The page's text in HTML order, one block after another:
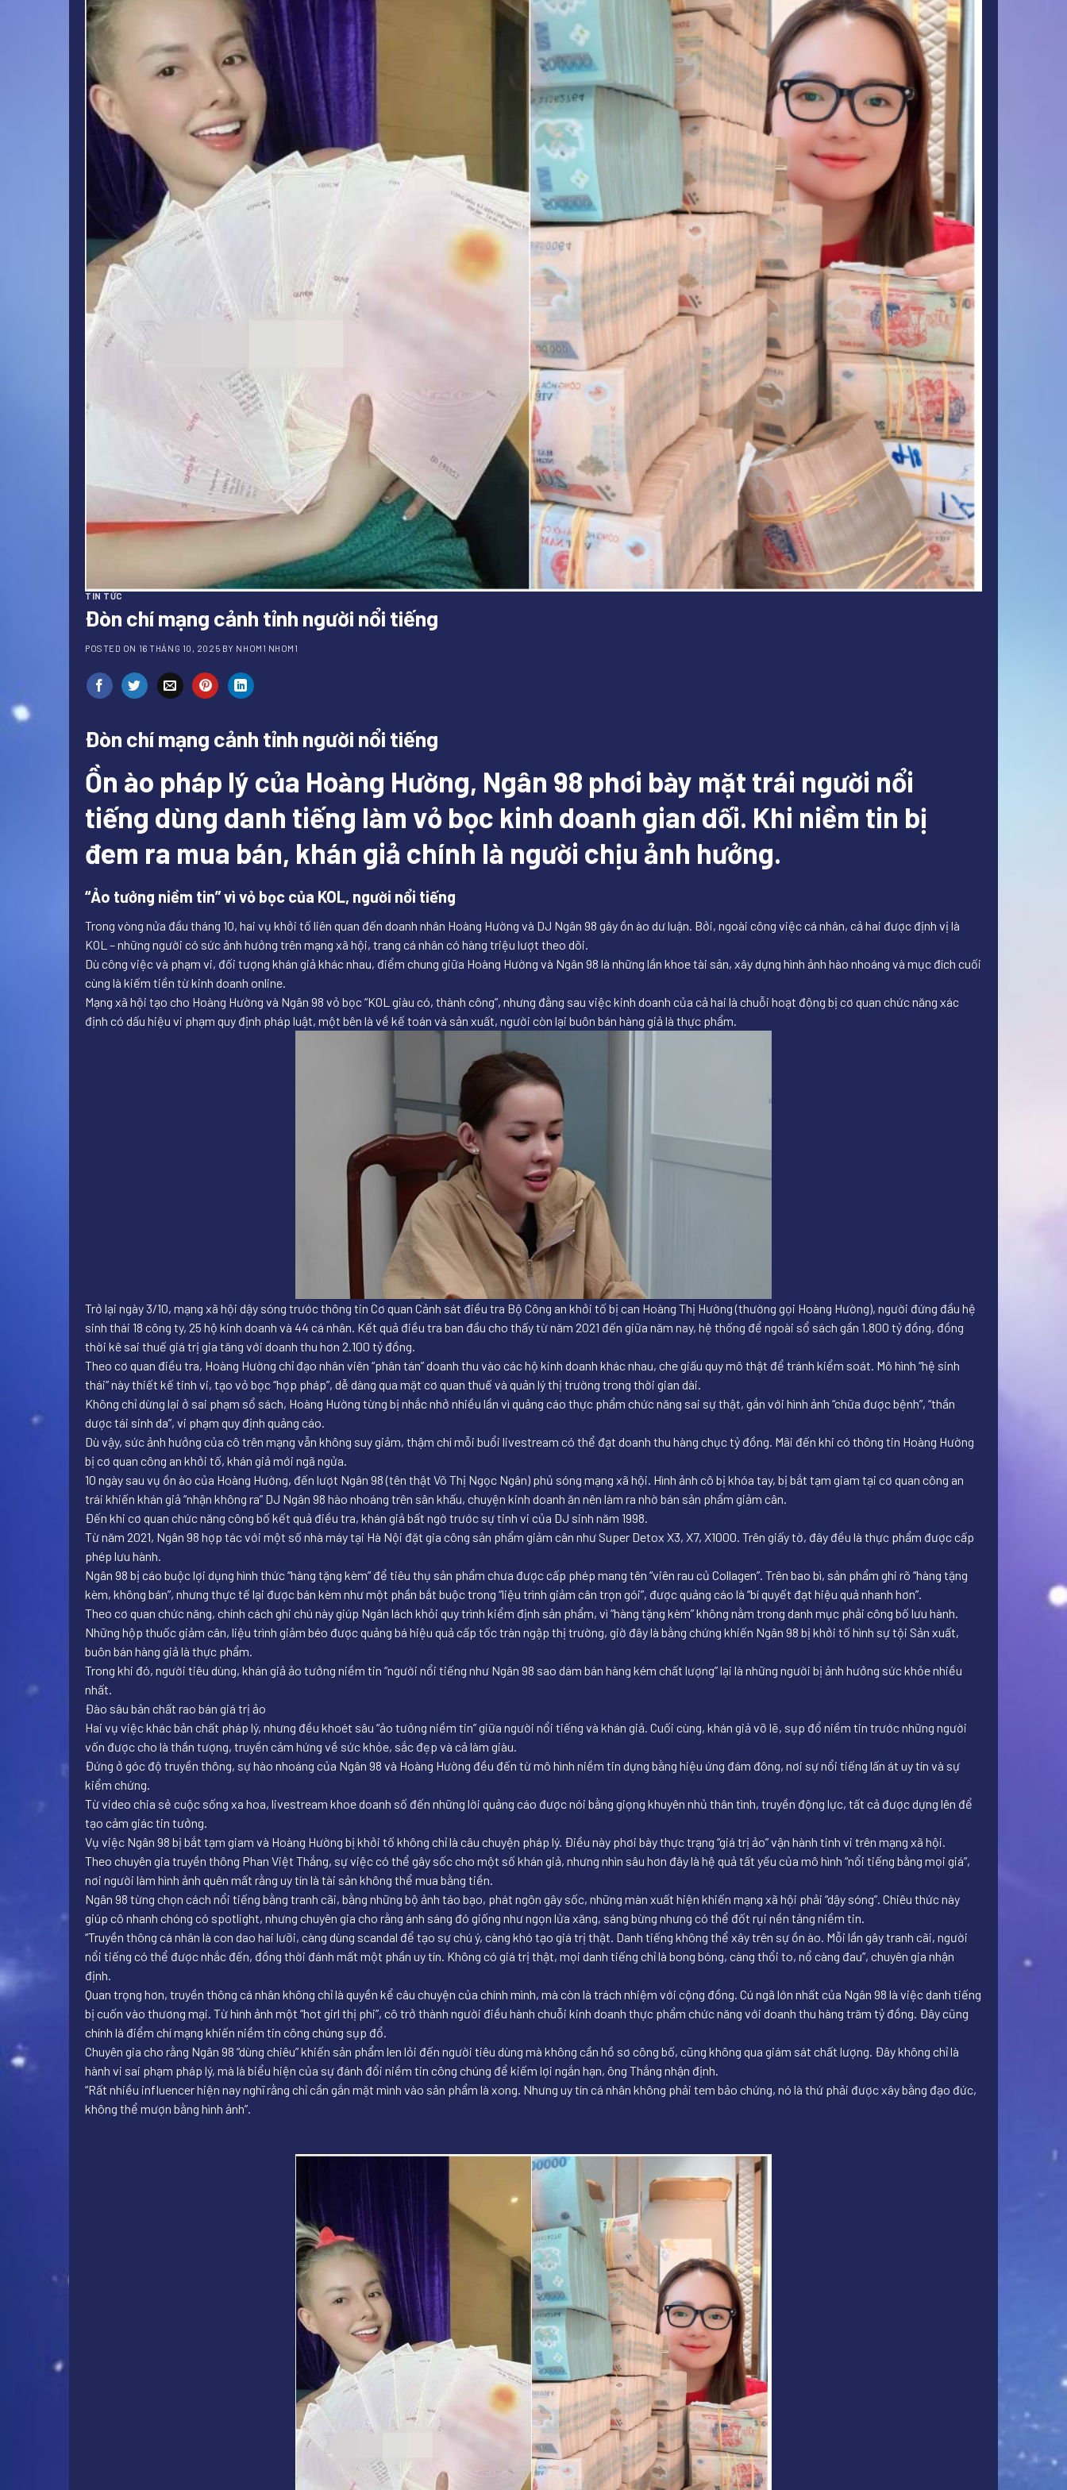
TIN TỨC
Đòn chí mạng cảnh tỉnh người nổi tiếng
POSTED ON 16 THÁNG 10, 2025 BY NHOM1 NHOM1
Đòn chí mạng cảnh tỉnh người nổi tiếng
Ồn ào pháp lý của Hoàng Hường, Ngân 98 phơi bày mặt trái người nổi
tiếng dùng danh tiếng làm vỏ bọc kinh doanh gian dối. Khi niềm tin bị
đem ra mua bán, khán giả chính là người chịu ảnh hưởng.
“Ảo tưởng niềm tin” vì vỏ bọc của KOL, người nổi tiếng
Trong vòng nửa đầu tháng 10, hai vụ khởi tố liên quan đến doanh nhân Hoàng Hường và DJ Ngân 98 gây ồn ào dư luận. Bởi, ngoài công việc cá nhân, cả hai được định vị là
KOL – những người có sức ảnh hưởng trên mạng xã hội, trang cá nhân có hàng triệu lượt theo dõi.
Dù công việc và phạm vi, đối tượng khán giả khác nhau, điểm chung giữa Hoàng Hường và Ngân 98 là những lần khoe tài sản, xây dựng hình ảnh hào nhoáng và mục đích cuối
cùng là kiếm tiền từ kinh doanh online.
Mạng xã hội tạo cho Hoàng Hường và Ngân 98 vỏ bọc “KOL giàu có, thành công”, nhưng đằng sau việc kinh doanh của cả hai là chuỗi hoạt động bị cơ quan chức năng xác
định có dấu hiệu vi phạm quy định pháp luật, một bên là về kế toán và sản xuất, người còn lại buôn bán hàng giả là thực phẩm.
Trở lại ngày 3/10, mạng xã hội dậy sóng trước thông tin Cơ quan Cảnh sát điều tra Bộ Công an khởi tố bị can Hoàng Thị Hường (thường gọi Hoàng Hường), người đứng đầu hệ
sinh thái 18 công ty, 25 hộ kinh doanh và 44 cá nhân. Kết quả điều tra ban đầu cho thấy từ năm 2021 đến giữa năm nay, hệ thống để ngoài sổ sách gần 1.800 tỷ đồng, đồng
thời kê sai thuế giá trị gia tăng với doanh thu hơn 2.100 tỷ đồng.
Theo cơ quan điều tra, Hoàng Hường chỉ đạo nhân viên “phân tán” doanh thu vào các hộ kinh doanh khác nhau, che giấu quy mô thật để tránh kiểm soát. Mô hình “hệ sinh
thái” này thiết kế tinh vi, tạo vỏ bọc “hợp pháp”, dễ dàng qua mặt cơ quan thuế và quản lý thị trường trong thời gian dài.
Không chỉ dừng lại ở sai phạm sổ sách, Hoàng Hường từng bị nhắc nhở nhiều lần vì quảng cáo thực phẩm chức năng sai sự thật, gắn với hình ảnh “chữa được bệnh”, “thần
dược tái sinh da”, vi phạm quy định quảng cáo.
Dù vậy, sức ảnh hưởng của cô trên mạng vẫn không suy giảm, thậm chí mỗi buổi livestream có thể đạt doanh thu hàng chục tỷ đồng. Mãi đến khi có thông tin Hoàng Hường
bị cơ quan công an khởi tố, khán giả mới ngã ngửa.
10 ngày sau vụ ồn ào của Hoàng Hường, đến lượt Ngân 98 (tên thật Võ Thị Ngọc Ngân) phủ sóng mạng xã hội. Hình ảnh cô bị khóa tay, bị bắt tạm giam tại cơ quan công an
trái khiến khán giả “nhận không ra” DJ Ngân 98 hào nhoáng trên sân khấu, chuyện kinh doanh ăn nên làm ra nhờ bán sản phẩm giảm cân.
Đến khi cơ quan chức năng công bố kết quả điều tra, khán giả bất ngờ trước sự tinh vi của DJ sinh năm 1998.
Từ năm 2021, Ngân 98 hợp tác với một số nhà máy tại Hà Nội đặt gia công sản phẩm giảm cân như Super Detox X3, X7, X1000. Trên giấy tờ, đây đều là thực phẩm được cấp
phép lưu hành.
Ngân 98 bị cáo buộc lợi dụng hình thức “hàng tặng kèm” để tiêu thụ sản phẩm chưa được cấp phép mang tên “viên rau củ Collagen”. Trên bao bì, sản phẩm ghi rõ “hàng tặng
kèm, không bán”, nhưng thực tế lại được bán kèm như một phần bắt buộc trong “liệu trình giảm cân trọn gói”, được quảng cáo là “bí quyết đạt hiệu quả nhanh hơn”.
Theo cơ quan chức năng, chính cách ghi chú này giúp Ngân lách khỏi quy trình kiểm định sản phẩm, vì “hàng tặng kèm” không nằm trong danh mục phải công bố lưu hành.
Những hộp thuốc giảm cân, liệu trình giảm béo được quảng bá hiệu quả cấp tốc tràn ngập thị trường, giờ đây là bằng chứng khiến Ngân 98 bị khởi tố hình sự tội Sản xuất,
buôn bán hàng giả là thực phẩm.
Trong khi đó, người tiêu dùng, khán giả ảo tưởng niềm tin “người nổi tiếng như Ngân 98 sao dám bán hàng kém chất lượng” lại là những người bị ảnh hưởng sức khỏe nhiều
nhất.
Đào sâu bản chất rao bán giá trị ảo
Hai vụ việc khác bản chất pháp lý, nhưng đều khoét sâu “ảo tưởng niềm tin” giữa người nổi tiếng và khán giả. Cuối cùng, khán giả vỡ lẽ, sụp đổ niềm tin trước những người
vốn được cho là thần tượng, truyền cảm hứng về sức khỏe, sắc đẹp và cả làm giàu.
Đứng ở góc độ truyền thông, sự hào nhoáng của Ngân 98 và Hoàng Hường đều đến từ mô hình niềm tin dựng bằng hiệu ứng đám đông, nơi sự nổi tiếng lấn át uy tín và sự
kiểm chứng.
Từ video chia sẻ cuộc sống xa hoa, livestream khoe doanh số đến những lời quảng cáo được nói bằng giọng khuyên nhủ thân tình, truyền động lực, tất cả được dựng lên để
tạo cảm giác tin tưởng.
Vụ việc Ngân 98 bị bắt tạm giam và Hoàng Hường bị khởi tố không chỉ là câu chuyện pháp lý. Điều này phơi bày thực trạng “giá trị ảo” vận hành tinh vi trên mạng xã hội.
Theo chuyên gia truyền thông Phan Việt Thắng, sự việc có thể gây sốc cho một số khán giả, nhưng nhìn sâu hơn đây là hệ quả tất yếu của mô hình “nổi tiếng bằng mọi giá”,
nơi người làm hình ảnh quên mất rằng uy tín là tài sản không thể mua bằng tiền.
Ngân 98 từng chọn cách nổi tiếng bằng tranh cãi, bằng những bộ ảnh táo bạo, phát ngôn gây sốc, những màn xuất hiện khiến mạng xã hội phải “dậy sóng”. Chiêu thức này
giúp cô nhanh chóng có spotlight, nhưng chuyên gia cho rằng ánh sáng đó giống như ngọn lửa xăng, sáng bừng nhưng có thể đốt rụi nền tảng niềm tin.
“Truyền thông cá nhân là con dao hai lưỡi, càng dùng scandal để tạo sự chú ý, càng khó tạo giá trị thật. Danh tiếng không thể xây trên sự ồn ào. Mỗi lần gây tranh cãi, người
nổi tiếng có thể được nhắc đến, đồng thời đánh mất một phần uy tín. Không có giá trị thật, mọi danh tiếng chỉ là bong bóng, càng thổi to, nổ càng đau”, chuyên gia nhận
định.
Quan trọng hơn, truyền thông cá nhân không chỉ là quyền kể câu chuyện của chính mình, mà còn là trách nhiệm với cộng đồng. Cú ngã lớn nhất của Ngân 98 là việc danh tiếng
bị cuốn vào thương mại. Từ hình ảnh một “hot girl thị phi”, cô trở thành người điều hành chuỗi kinh doanh thực phẩm chức năng với doanh thu hàng trăm tỷ đồng. Đây cũng
chính là điểm chí mạng khiến niềm tin công chúng sụp đổ.
Chuyên gia cho rằng Ngân 98 “dùng chiêu” khiến sản phẩm len lỏi đến người tiêu dùng mà không cần hồ sơ công bố, cũng không qua giám sát chất lượng. Đây không chỉ là
hành vi sai phạm pháp lý, mà là biểu hiện của sự đánh đổi niềm tin công chúng để kiếm lợi ngắn hạn, ông Thắng nhận định.
“Rất nhiều influencer hiện nay nghĩ rằng chỉ cần gắn mặt mình vào sản phẩm là xong. Nhưng uy tín cá nhân không phải tem bảo chứng, nó là thứ phải được xây bằng đạo đức,
không thể mượn bằng hình ảnh”.